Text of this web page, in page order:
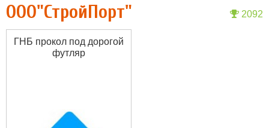
2092
ООО"СтройПорт"
ГНБ прокол под дорогой
футляр